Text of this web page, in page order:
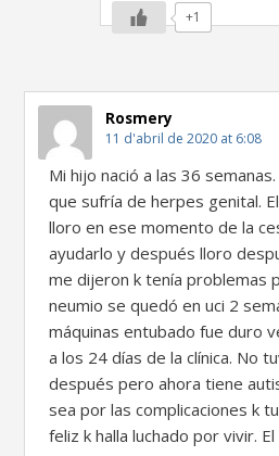
+1
Rosmery
11 d'abril de 2020 at 6:08
Mi hijo nació a las 36
que sufría de herpes genital.
lloro en ese momento de la
ayudarlo y después lloro
me dijeron k tenía problemas
neumio se quedó en uci 2
máquinas entubado fue duro
a los 24 días de la clínica. No
después pero ahora tiene
sea por las complicaciones k
feliz k halla luchado por vivir.